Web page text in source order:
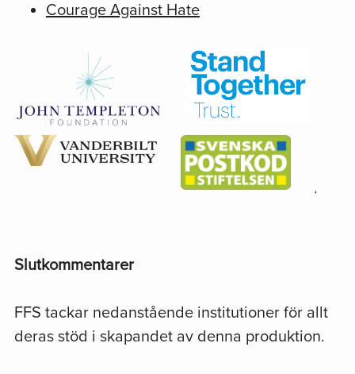
Courage Against Hate
‘
Slutkommentarer
FFS tackar nedanstående institutioner för allt
deras stöd i skapandet av denna produktion.